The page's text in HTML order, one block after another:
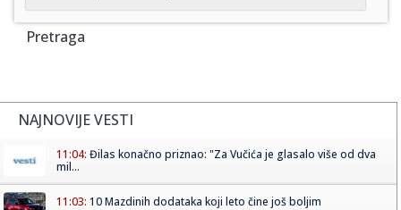
Pretraga
NAJNOVIJE VESTI
11:04: Đilas konačno priznao: "Za Vučića je glasalo više od dva
mil...
11:03: 10 Mazdinih dodataka koji leto čine još boljim